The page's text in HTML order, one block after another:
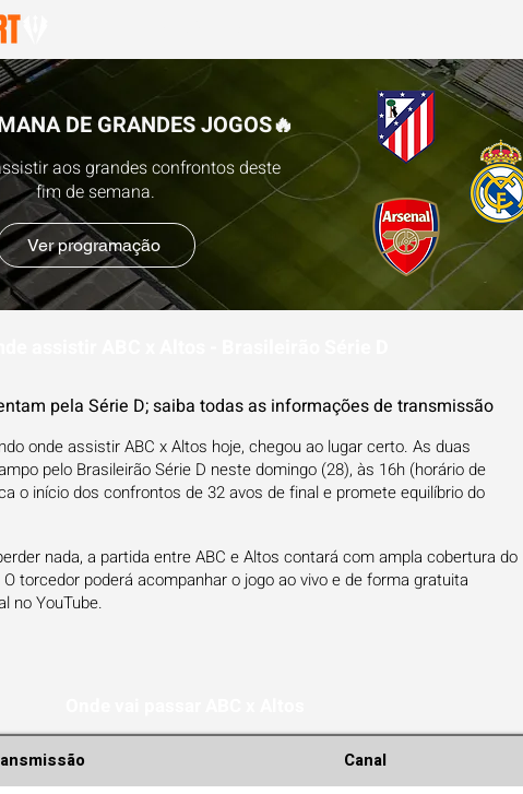
DE GRANDES JOGOS🔥
aos grandes confrontos deste
fim de semana.
Ver programação
pela Série D; saiba todas as informações de transmissão
onde assistir ABC x Altos hoje, chegou ao lugar certo. As duas
pelo Brasileirão Série D neste domingo (28), às 16h (horário de
o início dos confrontos de 32 avos de final e promete equilíbrio do
nada, a partida entre ABC e Altos contará com ampla cobertura do
torcedor poderá acompanhar o jogo ao vivo e de forma gratuita
no YouTube.
Canal